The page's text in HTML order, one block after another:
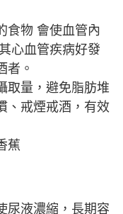
食物 會使血管內
心血管疾病好發
者。
取量，避免脂肪堆
、戒煙戒酒，有效
蕉
尿液濃縮，長期容